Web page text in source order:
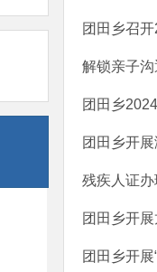
团田乡召
解锁亲子
团田乡
团田乡开
残疾人证
团田乡开
团田乡开展